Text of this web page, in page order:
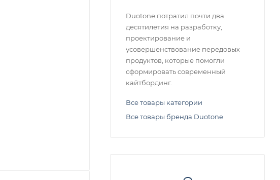
Duotone потратил почти два
десятилетия на разработку,
проектирование и
усовершенствование передовых
продуктов, которые помогли
сформировать современный
кайтбординг.
Все товары категории
Все товары бренда Duotone